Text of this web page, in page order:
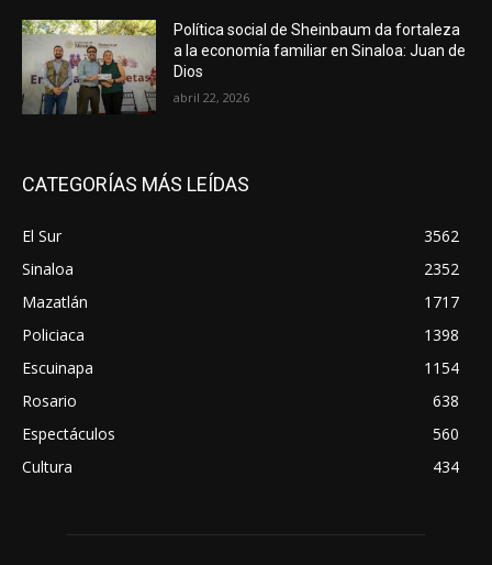
Política social de Sheinbaum da fortaleza
a la economía familiar en Sinaloa: Juan de
Dios
abril 22, 2026
CATEGORÍAS MÁS LEÍDAS
El Sur
3562
Sinaloa
2352
Mazatlán
1717
Policiaca
1398
Escuinapa
1154
Rosario
638
Espectáculos
560
Cultura
434